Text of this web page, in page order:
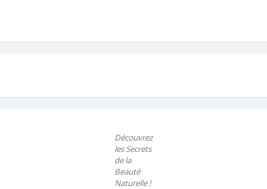
Découvrez
les Secrets
de la
Beauté
Naturelle !